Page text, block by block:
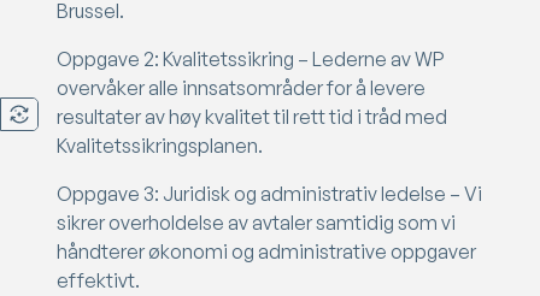
Brussel.
Oppgave 2: Kvalitetssikring – Lederne av WP
overvåker alle innsatsområder for å levere
resultater av høy kvalitet til rett tid i tråd med
Kvalitetssikringsplanen.
Oppgave 3: Juridisk og administrativ ledelse – Vi
sikrer overholdelse av avtaler samtidig som vi
håndterer økonomi og administrative oppgaver
effektivt.